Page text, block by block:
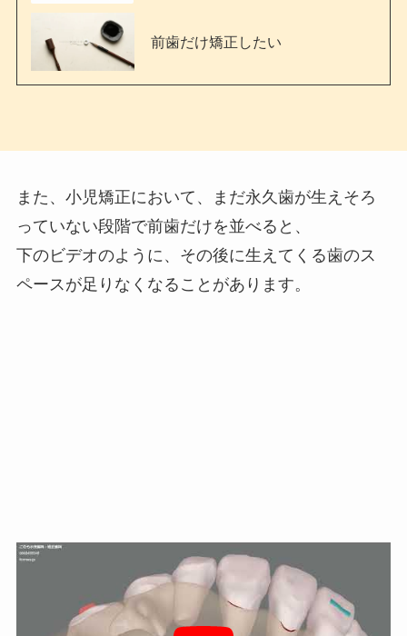
前歯だけ矯正したい
また、小児矯正において、まだ永久歯が生えそろ
っていない段階で前歯だけを並べると、
下のビデオのように、その後に生えてくる歯のス
ペースが足りなくなることがあります。